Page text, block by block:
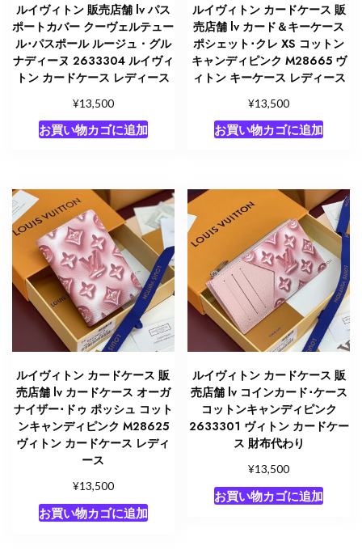
ルイヴィトン 販売店舗 lv パス
ポートカバー クーヴェルテュー
ル･パスポール ルージュ・グル
ナディーヌ 2633304 ルイヴィ
トン カードケース レディース
¥13,500
お買い物カゴに追加
ルイヴィトン カードケース 販
売店舗 lv カード＆キーケース
ポシェット･クレ XS コットン
キャンディピンク M28665 ヴ
ィトン キーケース レディース
¥13,500
お買い物カゴに追加
ルイヴィトン カードケース 販
売店舗 lv カードケース オーガ
ナイザー･ドゥ ポッシュ コット
ンキャンディピンク M28625
ヴィトン カードケース レディ
ース
¥13,500
お買い物カゴに追加
ルイヴィトン カードケース 販
売店舗 lv コインカード･ケース
コットンキャンディピンク
2633301 ヴィトン カードケー
ス 財布代わり
¥13,500
お買い物カゴに追加